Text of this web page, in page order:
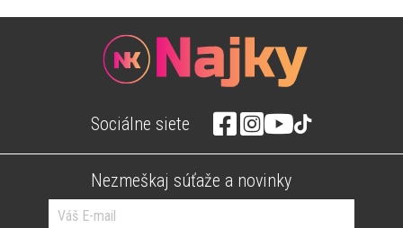
Sociálne siete
Nezmeškaj súťaže a novinky